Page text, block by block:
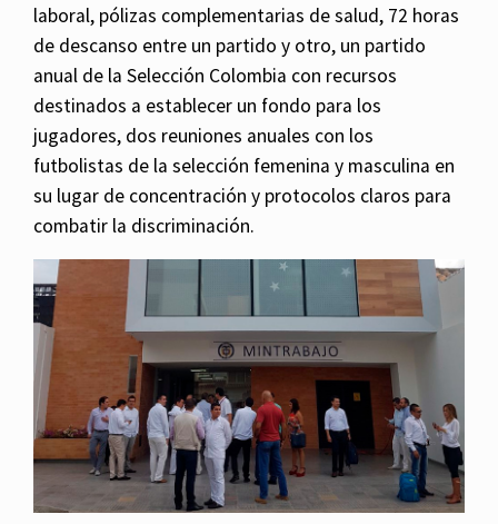
laboral, pólizas complementarias de salud, 72 horas
de descanso entre un partido y otro, un partido
anual de la Selección Colombia con recursos
destinados a establecer un fondo para los
jugadores, dos reuniones anuales con los
futbolistas de la selección femenina y masculina en
su lugar de concentración y protocolos claros para
combatir la discriminación.